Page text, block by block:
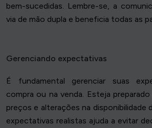
bem-sucedidas. Lembre-se, a
via de mão dupla e beneficia todas as
Gerenciando expectativas
É fundamental gerenciar suas
compra ou na venda. Esteja
preços e alterações na disponibilidade
expectativas realistas ajuda a evitar